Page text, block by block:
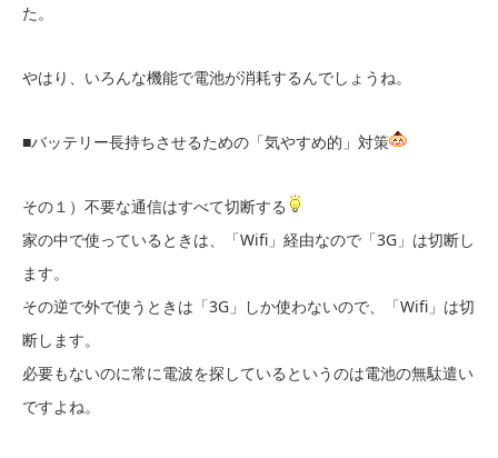
た。
やはり、いろんな機能で電池が消耗するんでしょうね。
■バッテリー長持ちさせるための「気やすめ的」対策
その１）不要な通信はすべて切断する
家の中で使っているときは、「Wifi」経由なので「3G」は切断し
ます。
その逆で外で使うときは「3G」しか使わないので、「Wifi」は切
断します。
必要もないのに常に電波を探しているというのは電池の無駄遣い
ですよね。